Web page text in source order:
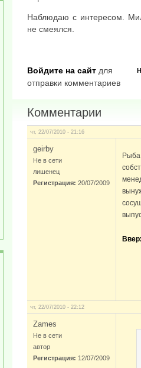
Наблюдаю с интересом.
не смеялся.
Войдите на сайт для
отправки комментариев
Комментарии
чт, 22/07/2010 - 21:16
geirby
Не в сети
лишенец
Регистрация: 20/07/2009
Рыба
чт, 22/07/2010 - 22:12
Zames
Не в сети
автор
Регистрация: 12/07/2009